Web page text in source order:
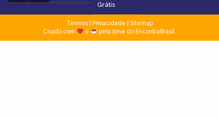
Grátis
Termos| Privacidade
Sitemap
Criado com
e pelo time do EncontraBrasil